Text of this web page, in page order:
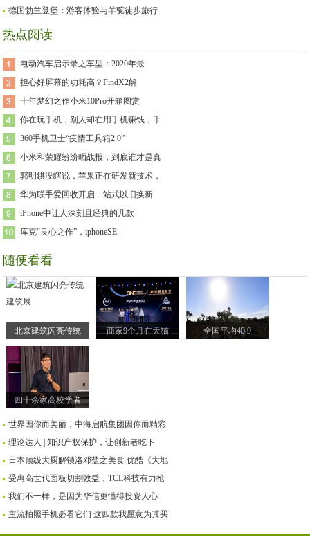
德国勃兰登堡：游客体验与羊驼徒步旅行
热点阅读
电动汽车启示录之车型：2020年最
担心好屏幕的功耗高？FindX2解
十年梦幻之作小米10Pro开箱图赏
你在玩手机，别人却在用手机赚钱，手
360手机卫士“疫情工具箱2.0”
小米和荣耀纷纷晒战报，到底谁才是真
郭明錤没瞎说，苹果正在研发新技术，
华为联手爱回收开启一站式以旧换新
iPhone中让人深刻且经典的几款
库克“良心之作”，iphoneSE
随便看看
北京建筑闪亮传统 商家9个月在天猫 全国平均40.9
四十余家高校学者
世界因你而美丽，中海启航集团因你而精彩
理论达人 | 知识产权保护，让创新者吃下
日本顶级大厨解锁洛邓盐之美食 优酷《大地
受惠高世代面板切割效益，TCL科技有力抢
我们不一样，是因为华信更懂得投资人心
主流拍照手机必看它们 这四款我愿意为其买